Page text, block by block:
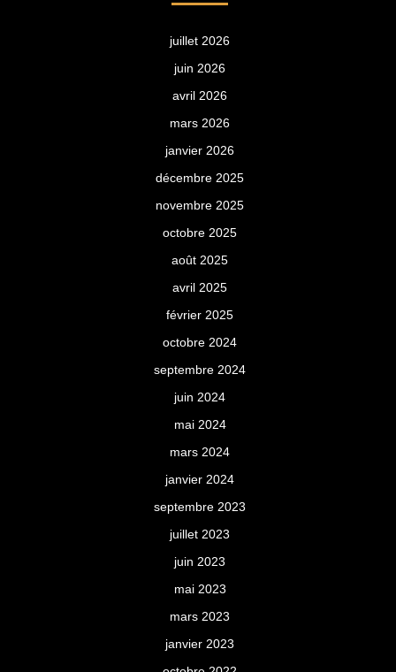
juillet 2026
juin 2026
avril 2026
mars 2026
janvier 2026
décembre 2025
novembre 2025
octobre 2025
août 2025
avril 2025
février 2025
octobre 2024
septembre 2024
juin 2024
mai 2024
mars 2024
janvier 2024
septembre 2023
juillet 2023
juin 2023
mai 2023
mars 2023
janvier 2023